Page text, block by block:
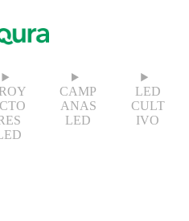
CAMP
ANAS
LED
LED
CULT
IVO